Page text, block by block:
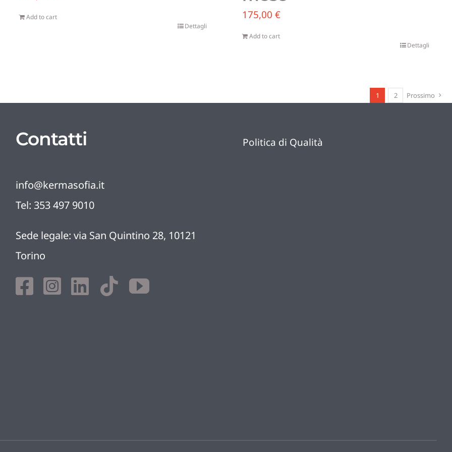
Add to cart
Dettagli
175,00 €
Add to cart
Dettagli
1 2 Prossimo
Contatti
info@kermasofia.it
Tel: 353 497 9010
Sede legale: via San Quintino 28, 10121
Torino
Politica di Qualità